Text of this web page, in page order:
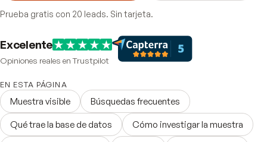
Prueba gratis con 20 leads. Sin tarjeta.
Excelente
Opiniones reales en Trustpilot
EN ESTA PÁGINA
Muestra visible Búsquedas frecuentes
Qué trae la base de datos Cómo investigar la muestra